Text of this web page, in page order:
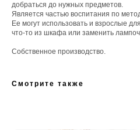
добраться до нужных предметов.
Является частью воспитания по
Ее могут использовать и взрослые
что-то из шкафа или заменить
Собственное производство.
Смотрите также